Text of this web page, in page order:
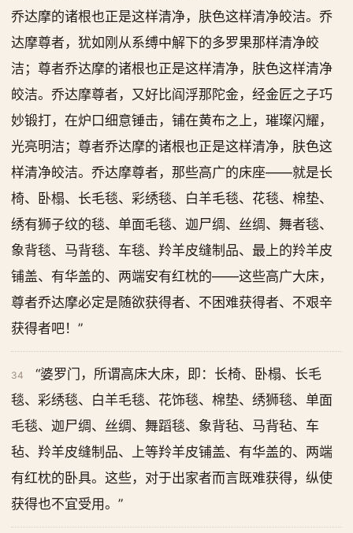
乔达摩的诸根也正是这样清净，肤色这样清净皎洁。乔
达摩尊者，犹如刚从系缚中解下的多罗果那样清净皎
洁；尊者乔达摩的诸根也正是这样清净，肤色这样清净
皎洁。乔达摩尊者，又好比阎浮那陀金，经金匠之子巧
妙锻打，在炉口细意锤击，铺在黄布之上，璀璨闪耀，
光亮明洁；尊者乔达摩的诸根也正是这样清净，肤色这
样清净皎洁。乔达摩尊者，那些高广的床座——就是长
椅、卧榻、长毛毯、彩绣毯、白羊毛毯、花毯、棉垫、
绣有狮子纹的毯、单面毛毯、迦尸绸、丝绸、舞者毯、
象背毯、马背毯、车毯、羚羊皮缝制品、最上的羚羊皮
铺盖、有华盖的、两端安有红枕的——这些高广大床，
尊者乔达摩必定是随欲获得者、不困难获得者、不艰辛
获得者吧！”
34
“婆罗门，所谓高床大床，即：长椅、卧榻、长毛
毯、彩绣毯、白羊毛毯、花饰毯、棉垫、绣狮毯、单面
毛毯、迦尸绸、丝绸、舞蹈毯、象背毡、马背毡、车
毡、羚羊皮缝制品、上等羚羊皮铺盖、有华盖的、两端
有红枕的卧具。这些，对于出家者而言既难获得，纵使
获得也不宜受用。”